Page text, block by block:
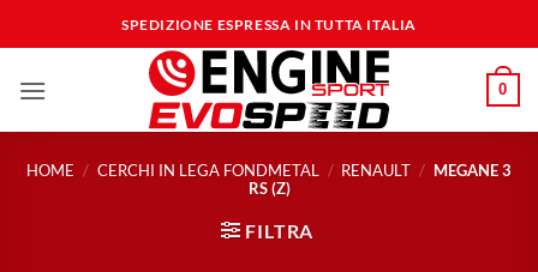
ai
SPEDIZIONE ESPRESSA IN TUTTA ITALIA
0
HOME / CERCHI IN LEGA FONDMETAL / RENAULT / MEGANE 3
RS (Z)
FILTRA